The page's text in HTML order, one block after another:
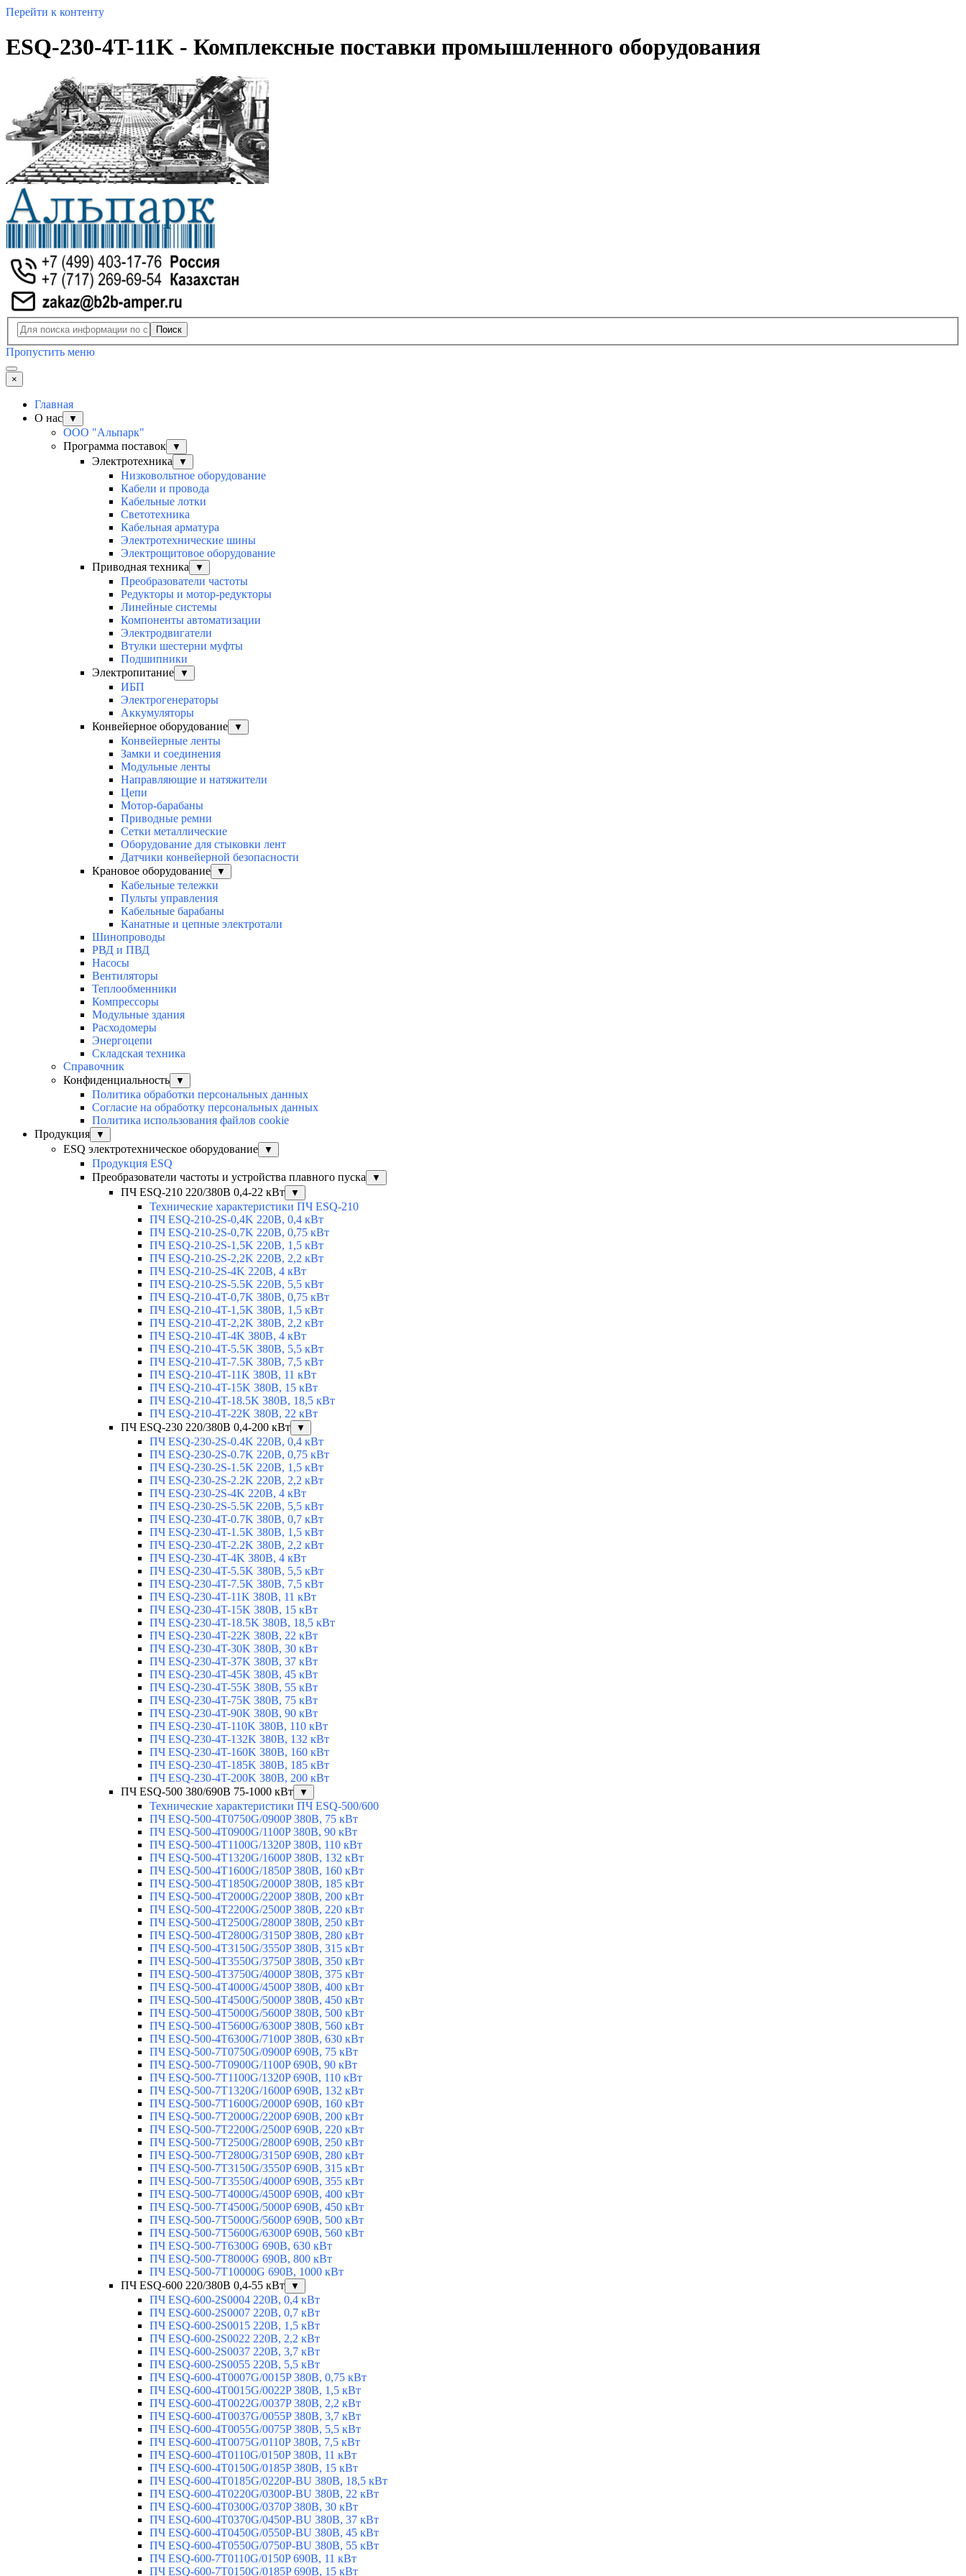
Перейти к контенту
ESQ-230-4T-11K - Комплексные поставки промышленного оборудования
Поиск
Пропустить меню
×
Главная
О нас
▼
ООО "Альпарк"
Программа поставок
▼
Электротехника ▼
Низковольтное оборудование
Кабели и провода
Кабельные лотки
Светотехника
Кабельная арматура
Электротехнические шины
Электрощитовое оборудование
Приводная техника
▼
Преобразователи частоты
Редукторы и мотор-редукторы
Линейные системы
Компоненты автоматизации
Электродвигатели
Втулки шестерни муфты
Подшипники
Электропитание
▼
ИБП
Электрогенераторы
Аккумуляторы
Конвейерное оборудование
▼
Конвейерные ленты
Замки и соединения
Модульные ленты
Направляющие и натяжители
Цепи
Мотор-барабаны
Приводные ремни
Сетки металлические
Оборудование для стыковки лент
Датчики конвейерной безопасности
Крановое оборудование
▼
Кабельные тележки
Пульты управления
Кабельные барабаны
Канатные и цепные электротали
Шинопроводы
РВД и ПВД
Насосы
Вентиляторы
Теплообменники
Компрессоры
Модульные здания
Расходомеры
Энергоцепи
Складская техника
Справочник
Конфиденциальность
▼
Политика обработки персональных данных
Согласие на обработку персональных данных
Политика использования файлов cookie
Продукция
▼
ESQ электротехническое оборудование ▼
Продукция ESQ
Преобразователи частоты и устройства плавного пуска
▼
ПЧ ESQ-210 220/380В 0,4-22 кВт ▼
Технические характеристики ПЧ ESQ-210
ПЧ ESQ-210-2S-0,4K 220В, 0,4 кВт
ПЧ ESQ-210-2S-0,7K 220В, 0,75 кВт
ПЧ ESQ-210-2S-1,5K 220В, 1,5 кВт
ПЧ ESQ-210-2S-2,2K 220В, 2,2 кВт
ПЧ ESQ-210-2S-4K 220В, 4 кВт
ПЧ ESQ-210-2S-5.5K 220В, 5,5 кВт
ПЧ ESQ-210-4T-0,7K 380В, 0,75 кВт
ПЧ ESQ-210-4T-1,5K 380В, 1,5 кВт
ПЧ ESQ-210-4T-2,2K 380В, 2,2 кВт
ПЧ ESQ-210-4T-4K 380В, 4 кВт
ПЧ ESQ-210-4T-5.5K 380В, 5,5 кВт
ПЧ ESQ-210-4T-7.5K 380В, 7,5 кВт
ПЧ ESQ-210-4T-11K 380В, 11 кВт
ПЧ ESQ-210-4T-15K 380В, 15 кВт
ПЧ ESQ-210-4T-18.5K 380В, 18,5 кВт
ПЧ ESQ-210-4T-22K 380В, 22 кВт
ПЧ ESQ-230 220/380В 0,4-200 кВт
▼
ПЧ ESQ-230-2S-0.4K 220В, 0,4 кВт
ПЧ ESQ-230-2S-0.7K 220В, 0,75 кВт
ПЧ ESQ-230-2S-1.5K 220В, 1,5 кВт
ПЧ ESQ-230-2S-2.2K 220В, 2,2 кВт
ПЧ ESQ-230-2S-4K 220В, 4 кВт
ПЧ ESQ-230-2S-5.5K 220В, 5,5 кВт
ПЧ ESQ-230-4T-0.7K 380В, 0,7 кВт
ПЧ ESQ-230-4T-1.5K 380В, 1,5 кВт
ПЧ ESQ-230-4T-2.2K 380В, 2,2 кВт
ПЧ ESQ-230-4T-4K 380В, 4 кВт
ПЧ ESQ-230-4T-5.5K 380В, 5,5 кВт
ПЧ ESQ-230-4T-7.5K 380В, 7,5 кВт
ПЧ ESQ-230-4T-11K 380В, 11 кВт
ПЧ ESQ-230-4T-15K 380В, 15 кВт
ПЧ ESQ-230-4T-18.5K 380В, 18,5 кВт
ПЧ ESQ-230-4T-22K 380В, 22 кВт
ПЧ ESQ-230-4T-30K 380В, 30 кВт
ПЧ ESQ-230-4T-37K 380В, 37 кВт
ПЧ ESQ-230-4T-45K 380В, 45 кВт
ПЧ ESQ-230-4T-55K 380В, 55 кВт
ПЧ ESQ-230-4T-75K 380В, 75 кВт
ПЧ ESQ-230-4T-90K 380В, 90 кВт
ПЧ ESQ-230-4T-110K 380В, 110 кВт
ПЧ ESQ-230-4T-132K 380В, 132 кВт
ПЧ ESQ-230-4T-160K 380В, 160 кВт
ПЧ ESQ-230-4T-185K 380В, 185 кВт
ПЧ ESQ-230-4T-200K 380В, 200 кВт
ПЧ ESQ-500 380/690В 75-1000 кВт
▼
Технические характеристики ПЧ ESQ-500/600
ПЧ ESQ-500-4T0750G/0900P 380В, 75 кВт
ПЧ ESQ-500-4T0900G/1100P 380В, 90 кВт
ПЧ ESQ-500-4T1100G/1320P 380В, 110 кВт
ПЧ ESQ-500-4T1320G/1600P 380В, 132 кВт
ПЧ ESQ-500-4T1600G/1850P 380В, 160 кВт
ПЧ ESQ-500-4T1850G/2000P 380В, 185 кВт
ПЧ ESQ-500-4T2000G/2200P 380В, 200 кВт
ПЧ ESQ-500-4T2200G/2500P 380В, 220 кВт
ПЧ ESQ-500-4T2500G/2800P 380В, 250 кВт
ПЧ ESQ-500-4T2800G/3150P 380В, 280 кВт
ПЧ ESQ-500-4T3150G/3550P 380В, 315 кВт
ПЧ ESQ-500-4T3550G/3750P 380В, 350 кВт
ПЧ ESQ-500-4T3750G/4000P 380В, 375 кВт
ПЧ ESQ-500-4T4000G/4500P 380В, 400 кВт
ПЧ ESQ-500-4T4500G/5000P 380В, 450 кВт
ПЧ ESQ-500-4T5000G/5600P 380В, 500 кВт
ПЧ ESQ-500-4T5600G/6300P 380В, 560 кВт
ПЧ ESQ-500-4T6300G/7100P 380В, 630 кВт
ПЧ ESQ-500-7T0750G/0900P 690В, 75 кВт
ПЧ ESQ-500-7T0900G/1100P 690В, 90 кВт
ПЧ ESQ-500-7T1100G/1320P 690В, 110 кВт
ПЧ ESQ-500-7T1320G/1600P 690В, 132 кВт
ПЧ ESQ-500-7T1600G/2000P 690В, 160 кВт
ПЧ ESQ-500-7T2000G/2200P 690В, 200 кВт
ПЧ ESQ-500-7T2200G/2500P 690В, 220 кВт
ПЧ ESQ-500-7T2500G/2800P 690В, 250 кВт
ПЧ ESQ-500-7T2800G/3150P 690В, 280 кВт
ПЧ ESQ-500-7T3150G/3550P 690В, 315 кВт
ПЧ ESQ-500-7T3550G/4000P 690В, 355 кВт
ПЧ ESQ-500-7T4000G/4500P 690В, 400 кВт
ПЧ ESQ-500-7T4500G/5000P 690В, 450 кВт
ПЧ ESQ-500-7T5000G/5600P 690В, 500 кВт
ПЧ ESQ-500-7T5600G/6300P 690В, 560 кВт
ПЧ ESQ-500-7T6300G 690В, 630 кВт
ПЧ ESQ-500-7T8000G 690В, 800 кВт
ПЧ ESQ-500-7T10000G 690В, 1000 кВт
ПЧ ESQ-600 220/380В 0,4-55 кВт
▼
ПЧ ESQ-600-2S0004 220В, 0,4 кВт
ПЧ ESQ-600-2S0007 220В, 0,7 кВт
ПЧ ESQ-600-2S0015 220В, 1,5 кВт
ПЧ ESQ-600-2S0022 220В, 2,2 кВт
ПЧ ESQ-600-2S0037 220В, 3,7 кВт
ПЧ ESQ-600-2S0055 220В, 5,5 кВт
ПЧ ESQ-600-4T0007G/0015P 380В, 0,75 кВт
ПЧ ESQ-600-4T0015G/0022P 380В, 1,5 кВт
ПЧ ESQ-600-4T0022G/0037P 380В, 2,2 кВт
ПЧ ESQ-600-4T0037G/0055P 380В, 3,7 кВт
ПЧ ESQ-600-4T0055G/0075P 380В, 5,5 кВт
ПЧ ESQ-600-4T0075G/0110P 380В, 7,5 кВт
ПЧ ESQ-600-4T0110G/0150P 380В, 11 кВт
ПЧ ESQ-600-4T0150G/0185P 380В, 15 кВт
ПЧ ESQ-600-4T0185G/0220P-BU 380В, 18,5 кВт
ПЧ ESQ-600-4T0220G/0300P-BU 380В, 22 кВт
ПЧ ESQ-600-4T0300G/0370P 380В, 30 кВт
ПЧ ESQ-600-4T0370G/0450P-BU 380В, 37 кВт
ПЧ ESQ-600-4T0450G/0550P-BU 380В, 45 кВт
ПЧ ESQ-600-4T0550G/0750P-BU 380В, 55 кВт
ПЧ ESQ-600-7T0110G/0150P 690В, 11 кВт
ПЧ ESQ-600-7T0150G/0185P 690В, 15 кВт